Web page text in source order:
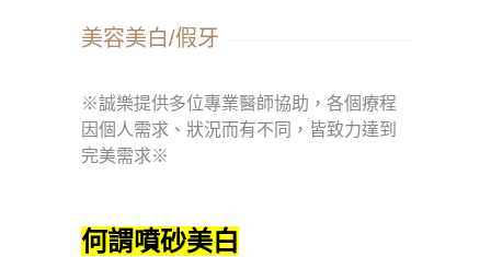
美容美白/假牙
※誠樂提供多位專業醫師協助，各個療程
因個人需求、狀況而有不同，皆致力達到
完美需求※
何謂噴砂美白